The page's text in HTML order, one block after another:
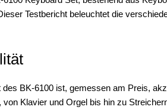
Testbericht beleuchtet die
des BK-6100 ist, gemessen am Preis,
von Klavier und Orgel bis hin zu